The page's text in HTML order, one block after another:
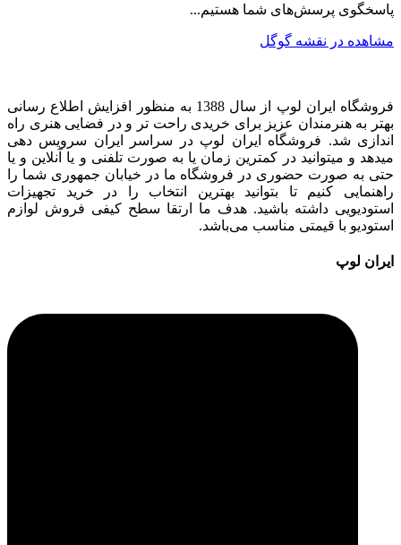
پاسخگوی پرسش‌های شما هستیم...
مشاهده در نقشه گوگل
فروشگاه ایران لوپ از سال 1388 به منظور افزایش اطلاع رسانی
بهتر به هنرمندان عزیز برای خریدی راحت تر و در فضایی هنری راه
اندازی شد. فروشگاه ایران لوپ در سراسر ایران سرویس دهی
میدهد و میتوانید در کمترین زمان یا به صورت تلفنی و یا آنلاین و یا
حتی به صورت حضوری در فروشگاه ما در خیابان جمهوری شما را
راهنمایی کنیم تا بتوانید بهترین انتخاب را در خرید تجهیزات
استودیویی داشته باشید. هدف ما ارتقا سطح کیفی فروش لوازم
استودیو با قیمتی مناسب می‌باشد.
ایران لوپ